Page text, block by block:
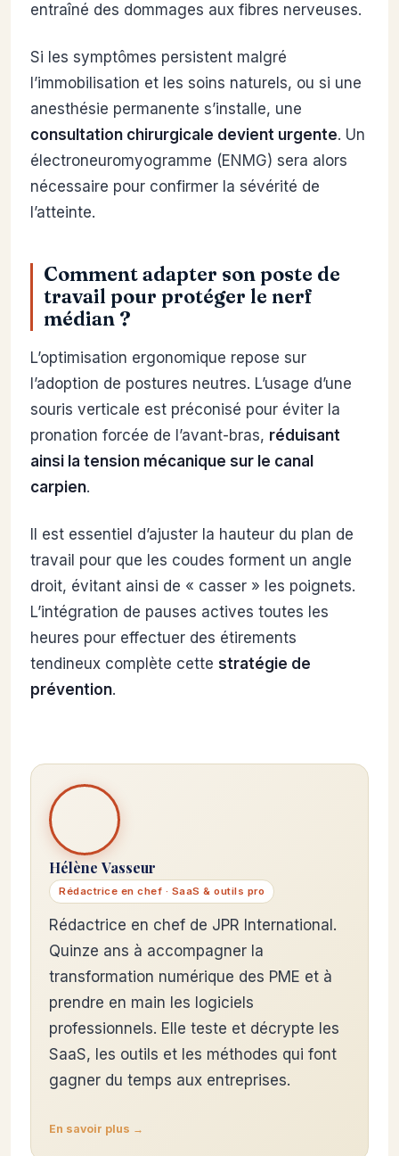
entraîné des dommages aux fibres nerveuses.
Si les symptômes persistent malgré
l’immobilisation et les soins naturels, ou si une
anesthésie permanente s’installe, une
consultation chirurgicale devient urgente. Un
électroneuromyogramme (ENMG) sera alors
nécessaire pour confirmer la sévérité de
l’atteinte.
Comment adapter son poste de
travail pour protéger le nerf
médian ?
L’optimisation ergonomique repose sur
l’adoption de postures neutres. L’usage d’une
souris verticale est préconisé pour éviter la
pronation forcée de l’avant-bras, réduisant
ainsi la tension mécanique sur le canal
carpien.
Il est essentiel d’ajuster la hauteur du plan de
travail pour que les coudes forment un angle
droit, évitant ainsi de « casser » les poignets.
L’intégration de pauses actives toutes les
heures pour effectuer des étirements
tendineux complète cette stratégie de
prévention.
Hélène Vasseur
Rédactrice en chef · SaaS & outils pro
Rédactrice en chef de JPR International.
Quinze ans à accompagner la
transformation numérique des PME et à
prendre en main les logiciels
professionnels. Elle teste et décrypte les
SaaS, les outils et les méthodes qui font
gagner du temps aux entreprises.
En savoir plus →